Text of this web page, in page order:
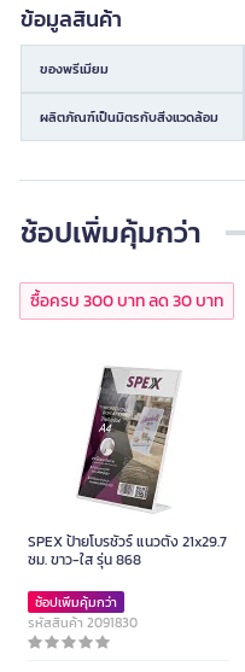
ข้อมูลสินค้า
ของพรีเมียม
ผลิตภัณฑ์เป็นมิตรกับสิ่งแวดล้อม
ช้อปเพิ่มคุ้มกว่า
ซื้อครบ 300 บาท ลด 30 บาท
SPEX ป้ายโบรชัวร์ แนวตั้ง 21x29.7
ซม. ขาว-ใส รุ่น 868
ช้อปเพิ่มคุ้มกว่า
รหัสสินค้า 2091830